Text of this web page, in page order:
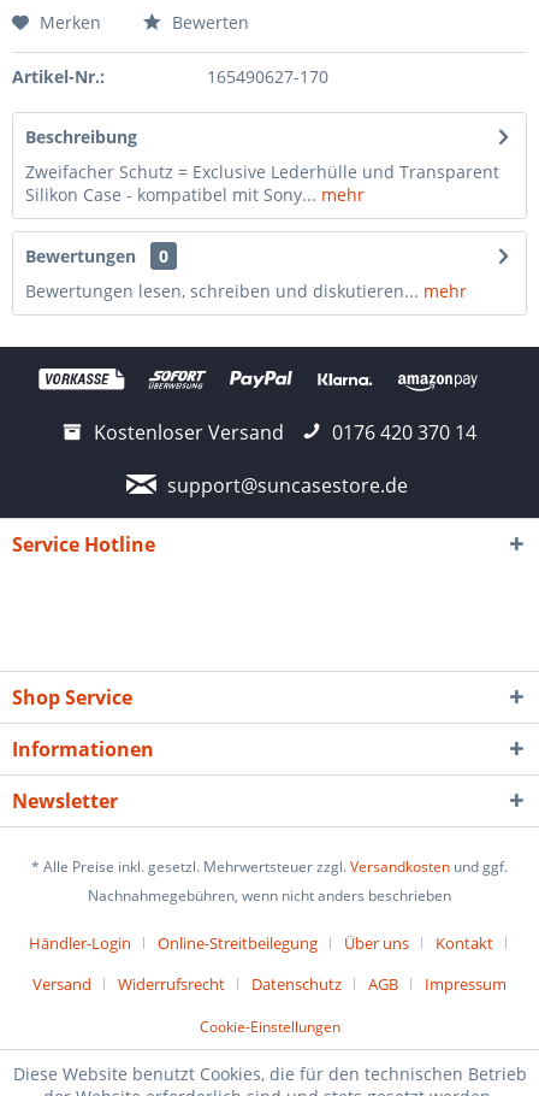
Merken Bewerten
Artikel-Nr.: 165490627-170
Beschreibung
Zweifacher Schutz = Exclusive Lederhülle und Transparent
Silikon Case - kompatibel mit Sony... mehr
Bewertungen
0
Bewertungen lesen, schreiben und diskutieren... mehr
Kostenloser Versand
0176 420 370 14
support@suncasestore.de
Service Hotline
Shop Service
Informationen
Newsletter
* Alle Preise inkl. gesetzl. Mehrwertsteuer zzgl.Versandkosten und ggf.
Nachnahmegebühren, wenn nicht anders beschrieben
Händler-Login Online-Streitbeilegung Über uns
Kontakt
Versand
Widerrufsrecht Datenschutz AGB Impressum
Cookie-Einstellungen
Diese Website benutzt Cookies, die für den technischen Betrieb